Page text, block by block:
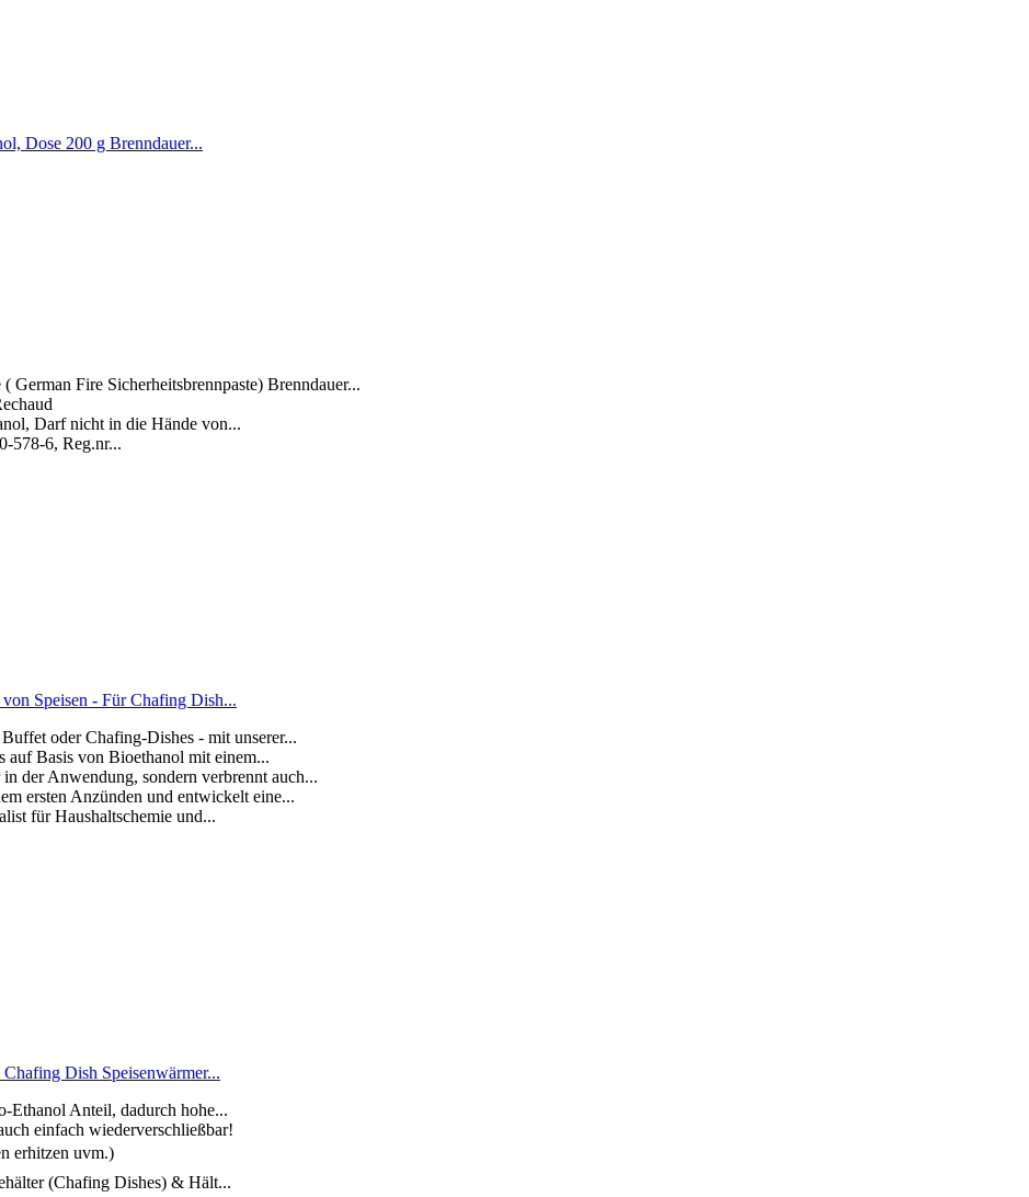
Dose 200 g Brenndauer...
German Fire Sicherheitsbrennpaste) Brenndauer...
Darf nicht in die Hände von...
578-6, Reg.nr...
Speisen - Für Chafing Dish...
oder Chafing-Dishes - mit unserer...
auf Basis von Bioethanol mit einem...
der Anwendung, sondern verbrennt auch...
ersten Anzünden und entwickelt eine...
für Haushaltschemie und...
Dish Speisenwärmer...
Ethanol Anteil, dadurch hohe...
einfach wiederverschließbar!
erhitzen uvm.)
(Chafing Dishes) & Hält...